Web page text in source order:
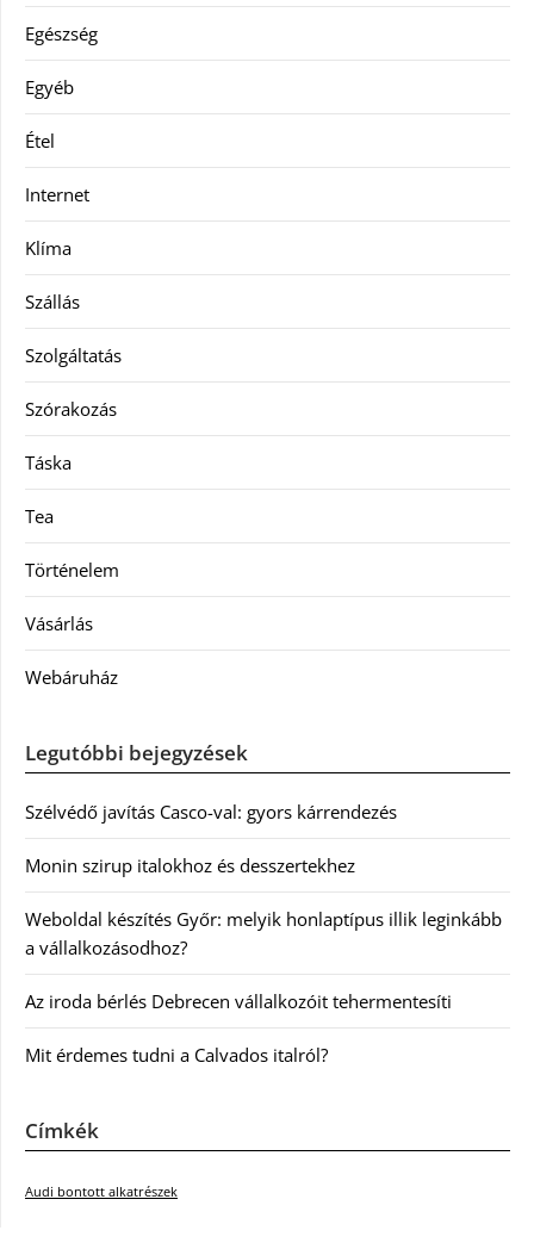
Egészség
Egyéb
Étel
Internet
Klíma
Szállás
Szolgáltatás
Szórakozás
Táska
Tea
Történelem
Vásárlás
Webáruház
Legutóbbi bejegyzések
Szélvédő javítás Casco-val: gyors kárrendezés
Monin szirup italokhoz és desszertekhez
Weboldal készítés Győr: melyik honlaptípus illik leginkább
a vállalkozásodhoz?
Az iroda bérlés Debrecen vállalkozóit tehermentesíti
Mit érdemes tudni a Calvados italról?
Címkék
Audi bontott alkatrészek